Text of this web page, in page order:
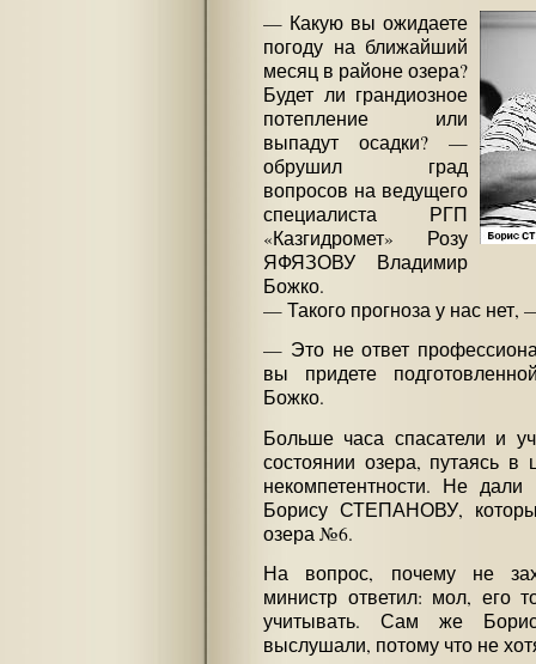
— Какую вы ожидаете
погоду на ближайший
месяц в районе озера?
Будет ли грандиозное
потепление или
выпадут осадки? —
обрушил град
вопросов на ведущего
специалиста РГП
«Казгидромет» Розу
ЯФЯЗОВУ Владимир
Божко.
— Такого прогноза у нас нет,
— Это не ответ
вы придете
Божко.
Больше часа спасатели и
состоянии озера, путаясь
некомпетентности. Не
Борису СТЕПАНОВУ,
озера №6.
На вопрос, почему не
министр ответил: мол, его
учитывать. Сам же
выслушали, потому что не